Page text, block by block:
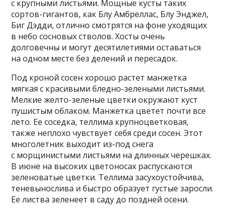
с крупными листьями. Мощные кусты таких
сортов-гигантов, как Блу Амбреллас, Блу Энджел,
Биг Дэдди, отлично смотрятся на фоне уходящих
в небо сосновых стволов. Хосты очень
долговечны и могут десятилетиями оставаться
на одном месте без делений и пересадок.
Под кроной сосен хорошо растет манжетка
мягкая с красивыми бледно-зелеными листьями.
Мелкие желто-зеленые цветки окружают куст
пушистым облаком. Манжетка цветет почти все
лето. Ее соседка, теллима крупноцветковая,
также неплохо чувствует себя среди сосен. Этот
многолетник выходит из-под снега
с морщинистыми листьями на длинных черешках.
В июне на высоких цветоносах распускаются
зеленоватые цветки. Теллима засухоустойчива,
теневынослива и быстро образует густые заросли.
Ее листва зеленеет в саду до поздней осени.